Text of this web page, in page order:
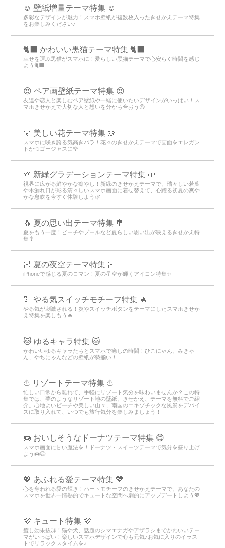
☺️ 壁紙増量テーマ特集 ☺️
多彩なデザインが魅力！スマホ壁紙が複数枚入ったきせかえテーマ特集
をお楽しみください♪
🐈‍⬛ かわいい黒猫テーマ特集 🐈‍⬛
幸せを運ぶ黒猫がスマホに！愛らしい黒猫テーマで心安らぐ時間を感じ
よう🐈‍⬛
😍 ペア画壁紙テーマ特集 😍
友達や恋人と楽しむペア壁紙や一緒に使いたいデザインがいっぱい！ス
マホきせかえで大切な人と想いを分かち合おう😍
🌹 美しい花テーマ特集 🌼
スマホに咲き誇る気高きバラ！花々のきせかえテーマで画面をエレガン
トかつゴージャスに🌹
🌱 新緑グラデーションテーマ特集 🌱
視界に広がる鮮やかな癒やし！新緑のきせかえテーマで、瑞々しい若葉
や木漏れ日が彩る清々しいスマホ画面に着せ替えて、心躍る初夏の爽や
かな息吹を今すぐ体験しよう🌿
🐧 夏の思い出テーマ特集 🎐
夏をもう一度！ビーチやプールなど夏らしい思い出が映えるきせかえ特
集🎐
🌌 夏の夜空テーマ特集 🌌
iPhoneで感じる夏のロマン！夏の星空が輝くアイコン特集✨
🦾 やる気スイッチモチーフ特集 🔥
やる気が刺激される！炎やスイッチボタンをテーマにしたスマホきせか
え特集を楽しもう🔥
🐱 ゆるキャラ特集 🐱
かわいいゆるキャラたちとスマホで癒しの時間！ひこにゃん、みきゃ
ん、やちにゃんなどの壁紙が勢揃い！
⛵ リゾートテーマ特集 ⛵
忙しい日常から離れて、手軽にリゾート気分を味わいませんか？この特
集では、夢のようなリゾート地の壁紙、きせかえ、テーマを無料でご紹
介。心地よいビーチや美しい山々、南国のエキゾチックな風景をデバイ
スに取り入れて、いつでも旅行気分を楽しみましょう！
🍩 おいしそうなドーナツテーマ特集 😋
スマホ画面に甘い魔法を！ドーナツ・スイーツテーマで気分を盛り上げ
よう🍩😋
💖 あふれる愛テーマ特集 💖
心を奪われる愛の輝き！ハートモチーフのきせかえテーマで、あなたの
スマホを世界一情熱的でキュートな空間へ劇的にアップデートしよう💖
💜 キュート特集 💜
癒し効果抜群！猫や犬、話題のシマエナガやアザラシまでかわいいテー
マがいっぱい！楽しいスマホデザインで心も元気♪お気に入りのイラス
トでリラックスタイムを♪